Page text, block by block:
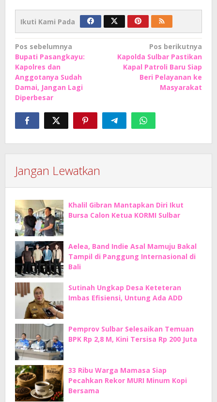
Ikuti Kami Pada
Navigasi
pos
Pos sebelumnya
Bupati Pasangkayu:
Kapolres dan
Anggotanya Sudah
Damai, Jangan Lagi
Diperbesar
Pos berikutnya
Kapolda Sulbar Pastikan
Kapal Patroli Baru Siap
Beri Pelayanan ke
Masyarakat
Jangan Lewatkan
Khalil Gibran Mantapkan Diri Ikut
Bursa Calon Ketua KORMI Sulbar
Aelea, Band Indie Asal Mamuju Bakal
Tampil di Panggung Internasional di
Bali
Sutinah Ungkap Desa Keteteran
Imbas Efisiensi, Untung Ada ADD
Pemprov Sulbar Selesaikan Temuan
BPK Rp 2,8 M, Kini Tersisa Rp 200 Juta
33 Ribu Warga Mamasa Siap
Pecahkan Rekor MURI Minum Kopi
Bersama